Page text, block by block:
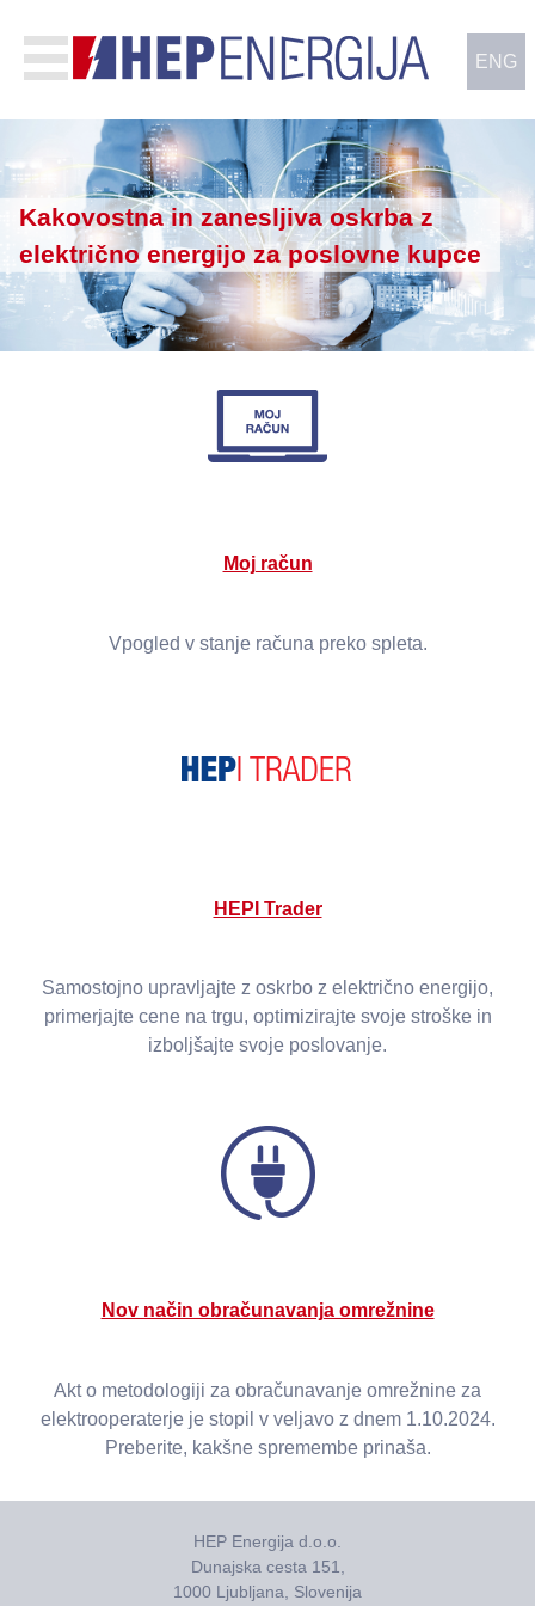
ENG
Kakovostna in zanesljiva oskrba z
električno energijo za poslovne kupce
Moj račun
Vpogled v stanje računa preko spleta.
HEPI Trader
Samostojno upravljajte z oskrbo z električno energijo,
primerjajte cene na trgu, optimizirajte svoje stroške in
izboljšajte svoje poslovanje.
Nov način obračunavanja omrežnine
Akt o metodologiji za obračunavanje omrežnine za
elektrooperaterje je stopil v veljavo z dnem 1.10.2024.
Preberite, kakšne spremembe prinaša.
HEP Energija d.o.o.
Dunajska cesta 151,
1000 Ljubljana, Slovenija